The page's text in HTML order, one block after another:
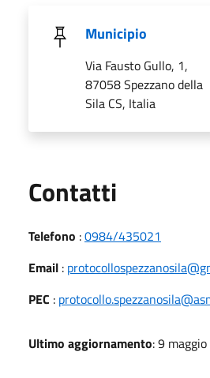
Municipio
Via Fausto Gullo, 1,
87058 Spezzano della
Sila CS, Italia
Contatti
Telefono :0984/435021
Email :
PEC :
Ultimo aggiornamento: 9